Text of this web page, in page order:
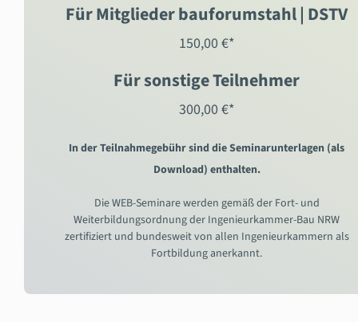
Für Mitglieder bauforumstahl | DSTV
150,00 €*
Für sonstige Teilnehmer
300,00 €*
In der Teilnahmegebühr sind die Seminarunterlagen (als
Download) enthalten.
Die WEB-Seminare werden gemäß der Fort- und
Weiterbildungsordnung der Ingenieurkammer-Bau NRW
zertifiziert und bundesweit von allen Ingenieurkammern als
Fortbildung anerkannt.